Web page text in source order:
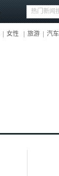
女性 旅游 汽车